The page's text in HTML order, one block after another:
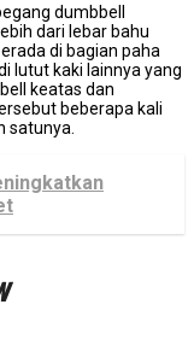
dumbbell
dari lebar bahu
di bagian paha
lutut kaki lainnya yang
keatas dan
beberapa kali
satunya.